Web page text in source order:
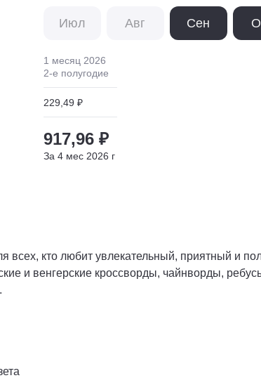
Июл Авг Сен
1 месяц 2026
2-е полугодие
229,49 ₽
917,96 ₽
За 4 мес 2026 г
всех, кто любит увлекательный, приятный и
и венгерские кроссворды, чайнворды,